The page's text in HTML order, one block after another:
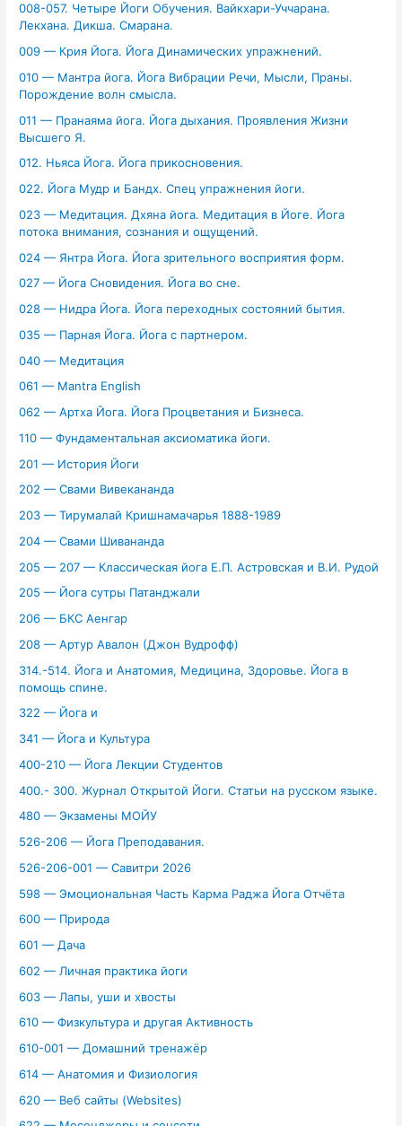
008-057. Четыре Йоги Обучения. Вайкхари-Уччарана.
Лекхана. Дикша. Смарана.
009 — Крия Йога. Йога Динамических упражнений.
010 — Мантра йога. Йога Вибрации Речи, Мысли, Праны.
Порождение волн смысла.
011 — Пранаяма йога. Йога дыхания. Проявления Жизни
Высшего Я.
012. Ньяса Йога. Йога прикосновения.
022. Йога Мудр и Бандх. Спец упражнения йоги.
023 — Медитация. Дхяна йога. Медитация в Йоге. Йога
потока внимания, сознания и ощущений.
024 — Янтра Йога. Йога зрительного восприятия форм.
027 — Йога Сновидения. Йога во сне.
028 — Нидра Йога. Йога переходных состояний бытия.
035 — Парная Йога. Йога с партнером.
040 — Медитация
061 — Mantra English
062 — Артха Йога. Йога Процветания и Бизнеса.
110 — Фундаментальная аксиоматика йоги.
201 — История Йоги
202 — Свами Вивекананда
203 — Тирумалай Кришнамачарья 1888-1989
204 — Свами Шивананда
205 — 207 — Классическая йога Е.П. Астровская и В.И. Рудой
205 — Йога сутры Патанджали
206 — БКС Аенгар
208 — Артур Авалон (Джон Вудрофф)
314.-514. Йога и Анатомия, Медицина, Здоровье. Йога в
помощь спине.
322 — Йога и
341 — Йога и Культура
400-210 — Йога Лекции Студентов
400.- 300. Журнал Открытой Йоги. Статьи на русском языке.
480 — Экзамены МОЙУ
526-206 — Йога Преподавания.
526-206-001 — Савитри 2026
598 — Эмоциональная Часть Карма Раджа Йога Отчёта
600 — Природа
601 — Дача
602 — Личная практика йоги
603 — Лапы, уши и хвосты
610 — Физкультура и другая Активность
610-001 — Домашний тренажёр
614 — Анатомия и Физиология
620 — Веб сайты (Websites)